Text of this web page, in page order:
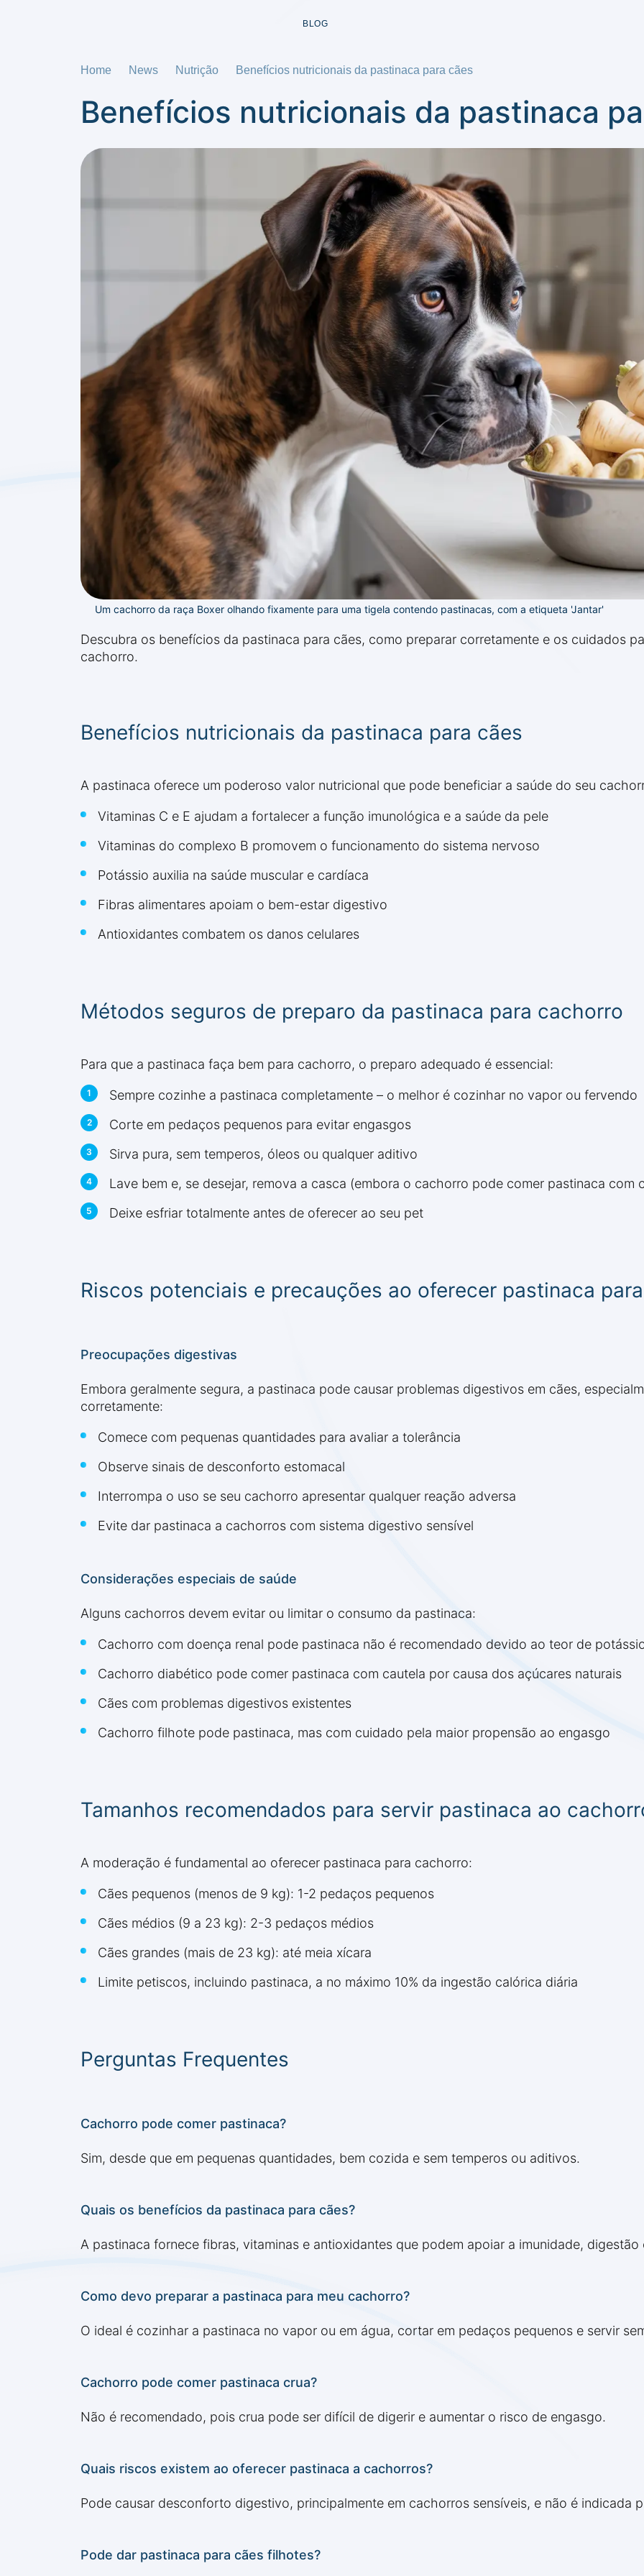
BLOG
Home News Nutrição Benefícios nutricionais da pastinaca para cães
Benefícios nutricionais da pastinaca
Um cachorro da raça Boxer olhando fixamente para uma tigela contendo pastinacas, com a etiqueta 'Jantar'
Descubra os benefícios da pastinaca para cães, como preparar corretamente e os cuidados
cachorro.
Benefícios nutricionais da pastinaca para cães
A pastinaca oferece um poderoso valor nutricional que pode beneficiar a saúde do seu
Vitaminas C e E ajudam a fortalecer a função imunológica e a saúde da pele
Vitaminas do complexo B promovem o funcionamento do sistema nervoso
Potássio auxilia na saúde muscular e cardíaca
Fibras alimentares apoiam o bem-estar digestivo
Antioxidantes combatem os danos celulares
Métodos seguros de preparo da pastinaca para cachorro
Para que a pastinaca faça bem para cachorro, o preparo adequado é essencial:
Sempre cozinhe a pastinaca completamente – o melhor é cozinhar no vapor ou fervendo
Corte em pedaços pequenos para evitar engasgos
Sirva pura, sem temperos, óleos ou qualquer aditivo
Lave bem e, se desejar, remova a casca (embora o cachorro pode comer pastinaca com
Deixe esfriar totalmente antes de oferecer ao seu pet
Riscos potenciais e precauções ao oferecer pastinaca
Preocupações digestivas
Embora geralmente segura, a pastinaca pode causar problemas digestivos em cães,
corretamente:
Comece com pequenas quantidades para avaliar a tolerância
Observe sinais de desconforto estomacal
Interrompa o uso se seu cachorro apresentar qualquer reação adversa
Evite dar pastinaca a cachorros com sistema digestivo sensível
Considerações especiais de saúde
Alguns cachorros devem evitar ou limitar o consumo da pastinaca:
Cachorro com doença renal pode pastinaca não é recomendado devido ao teor de
Cachorro diabético pode comer pastinaca com cautela por causa dos açúcares naturais
Cães com problemas digestivos existentes
Cachorro filhote pode pastinaca, mas com cuidado pela maior propensão ao engasgo
Tamanhos recomendados para servir pastinaca ao
A moderação é fundamental ao oferecer pastinaca para cachorro:
Cães pequenos (menos de 9 kg): 1-2 pedaços pequenos
Cães médios (9 a 23 kg): 2-3 pedaços médios
Cães grandes (mais de 23 kg): até meia xícara
Limite petiscos, incluindo pastinaca, a no máximo 10% da ingestão calórica diária
Perguntas Frequentes
Cachorro pode comer pastinaca?
Sim, desde que em pequenas quantidades, bem cozida e sem temperos ou aditivos.
Quais os benefícios da pastinaca para cães?
A pastinaca fornece fibras, vitaminas e antioxidantes que podem apoiar a imunidade,
Como devo preparar a pastinaca para meu cachorro?
O ideal é cozinhar a pastinaca no vapor ou em água, cortar em pedaços pequenos e servir
Cachorro pode comer pastinaca crua?
Não é recomendado, pois crua pode ser difícil de digerir e aumentar o risco de engasgo.
Quais riscos existem ao oferecer pastinaca a cachorros?
Pode causar desconforto digestivo, principalmente em cachorros sensíveis, e não é indicada
Pode dar pastinaca para cães filhotes?